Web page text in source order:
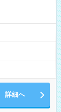
詳細へ